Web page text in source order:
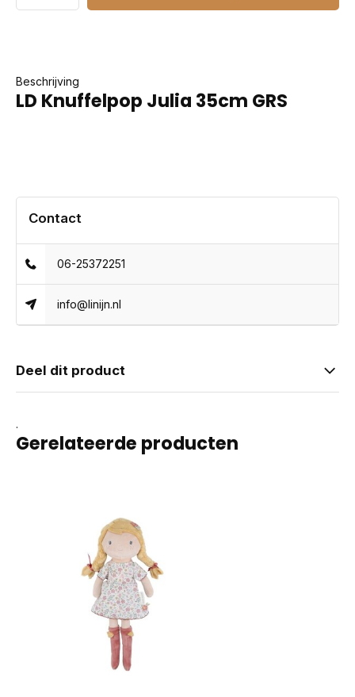
Beschrijving
LD Knuffelpop Julia 35cm GRS
Contact
06-25372251
info@linijn.nl
Deel dit product
.
Gerelateerde producten